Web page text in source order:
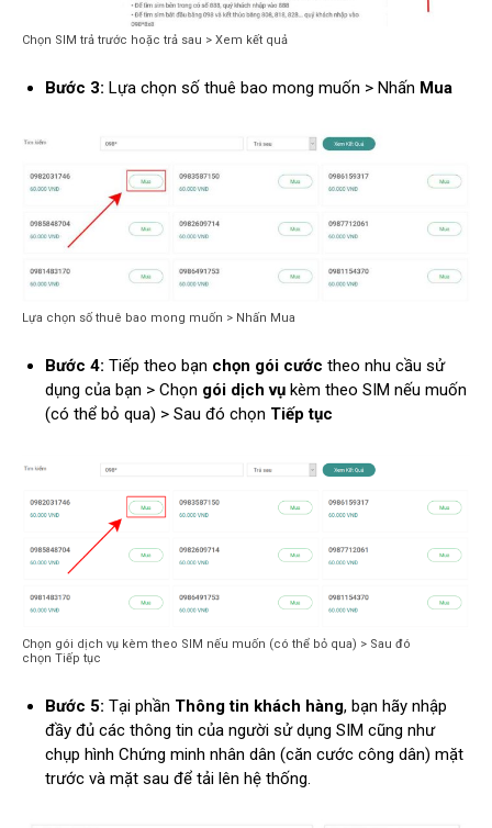
Chọn SIM trả trước hoặc trả sau > Xem kết quả
Bước 3: Lựa chọn số thuê bao mong muốn > Nhấn Mua
Lựa chọn số thuê bao mong muốn > Nhấn Mua
Bước 4: Tiếp theo bạn chọn gói cước theo nhu cầu sử
dụng của bạn > Chọn gói dịch vụ kèm theo SIM nếu muốn
(có thể bỏ qua) > Sau đó chọn Tiếp tục
Chọn gói dịch vụ kèm theo SIM nếu muốn (có thể bỏ qua) > Sau đó
chọn Tiếp tục
Bước 5: Tại phần Thông tin khách hàng, bạn hãy nhập
đầy đủ các thông tin của người sử dụng SIM cũng như
chụp hình Chứng minh nhân dân (căn cước công dân) mặt
trước và mặt sau để tải lên hệ thống.